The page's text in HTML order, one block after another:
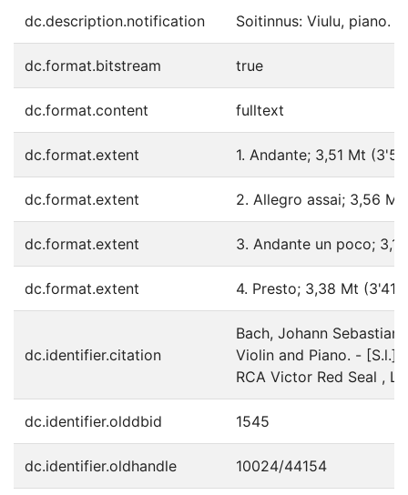
dc.description.notification Soitinnus: Viulu, piano.
dc.format.bitstream true
dc.format.content fulltext
dc.format.extent 1. Andante; 3,51 Mt
dc.format.extent 2. Allegro assai; 3,56
dc.format.extent 3. Andante un poco;
dc.format.extent 4. Presto; 3,38 Mt (3'41)
dc.identifier.citation
Bach, Johann
Violin and Piano. - [S.l.]
RCA Victor Red Seal ,
dc.identifier.olddbid 1545
dc.identifier.oldhandle 10024/44154